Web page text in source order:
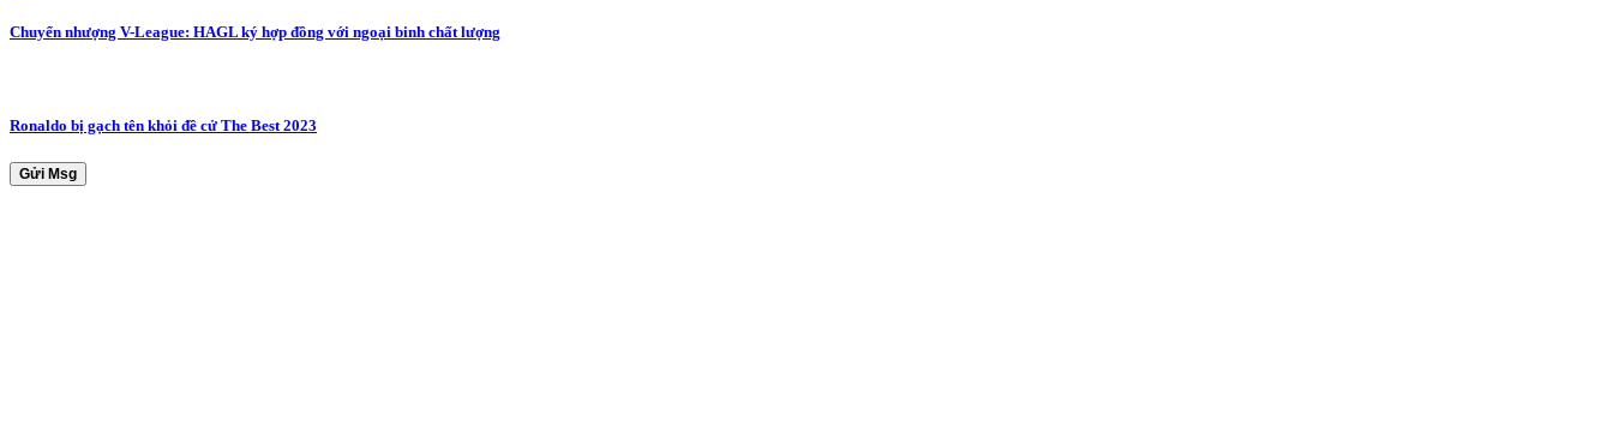
Chuyển nhượng V-League: HAGL ký hợp đồng với ngoại binh chất lượng
Ronaldo bị gạch tên khỏi đề cử The Best 2023
Gửi Msg